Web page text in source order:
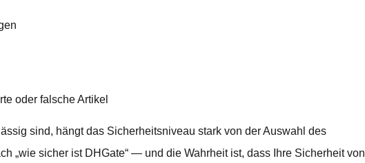
oder falsche Artikel
sind, hängt das Sicherheitsniveau stark von der Auswahl des
„wie sicher ist DHGate“ — und die Wahrheit ist, dass Ihre Sicherheit von